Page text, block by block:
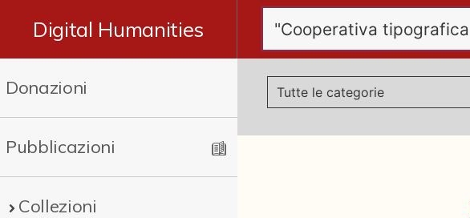
Digital Humanities
Donazioni
Pubblicazioni
Collezioni